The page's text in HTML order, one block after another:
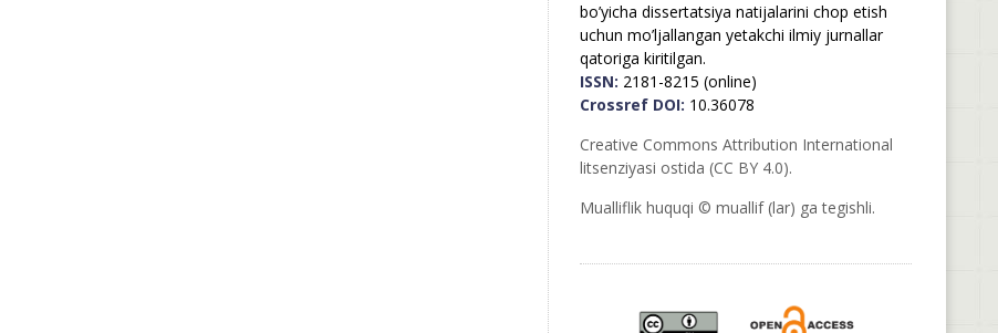
bo’yicha dissertatsiya natijalarini chop etish
uchun mo’ljallangan yetakchi ilmiy jurnallar
qatoriga kiritilgan.
ISSN: 2181-8215 (online)
Crossref DOI: 10.36078
Creative Commons Attribution International
litsenziyasi ostida (CC BY 4.0).
Mualliflik huquqi © muallif (lar) ga tegishli.